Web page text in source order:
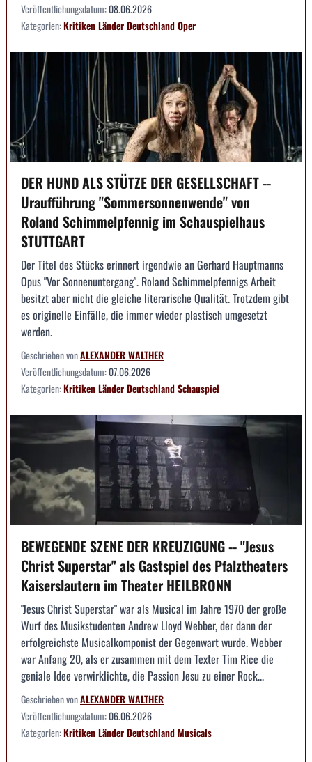
Veröffentlichungsdatum:08.06.2026
Kategorien:KritikenLänderDeutschlandOper
DER HUND ALS STÜTZE DER GESELLSCHAFT --
Uraufführung "Sommersonnenwende" von
Roland Schimmelpfennig im Schauspielhaus
STUTTGART
Der Titel des Stücks erinnert irgendwie an Gerhard Hauptmanns
Opus "Vor Sonnenuntergang". Roland Schimmelpfennigs Arbeit
besitzt aber nicht die gleiche literarische Qualität. Trotzdem gibt
es originelle Einfälle, die immer wieder plastisch umgesetzt
werden.
Geschrieben vonALEXANDER WALTHER
Veröffentlichungsdatum:07.06.2026
Kategorien:KritikenLänderDeutschlandSchauspiel
BEWEGENDE SZENE DER KREUZIGUNG -- "Jesus
Christ Superstar" als Gastspiel des Pfalztheaters
Kaiserslautern im Theater HEILBRONN
"Jesus Christ Superstar" war als Musical im Jahre 1970 der große
Wurf des Musikstudenten Andrew Lloyd Webber, der dann der
erfolgreichste Musicalkomponist der Gegenwart wurde. Webber
war Anfang 20, als er zusammen mit dem Texter Tim Rice die
geniale Idee verwirklichte, die Passion Jesu zu einer Rock...
Geschrieben vonALEXANDER WALTHER
Veröffentlichungsdatum:06.06.2026
Kategorien:KritikenLänderDeutschlandMusicals